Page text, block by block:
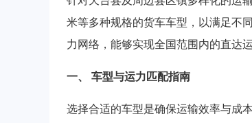
米等多种规格的货车车型，以满足不
力网络，能够实现全国范围内的直达运
一、 车型与运力匹配指南
选择合适的车型是确保运输效率与成